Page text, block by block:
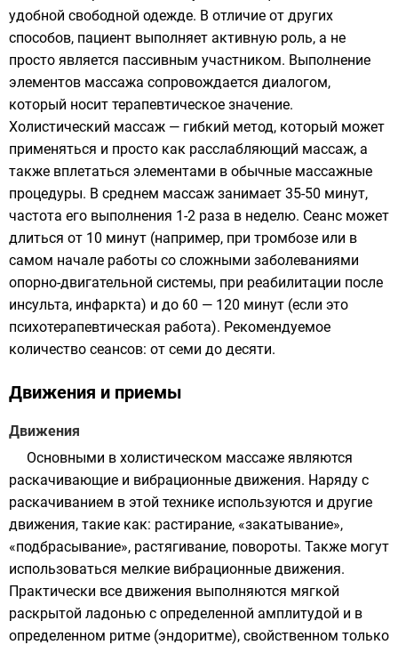
удобной свободной одежде. В отличие от других
способов, пациент выполняет активную роль, а не
просто является пассивным участником. Выполнение
элементов массажа сопровождается диалогом,
который носит терапевтическое значение.
Холистический массаж — гибкий метод, который может
применяться и просто как расслабляющий массаж, а
также вплетаться элементами в обычные массажные
процедуры. В среднем массаж занимает 35-50 минут,
частота его выполнения 1-2 раза в неделю. Сеанс может
длиться от 10 минут (например, при тромбозе или в
самом начале работы со сложными заболеваниями
опорно-двигательной системы, при реабилитации после
инсульта, инфаркта) и до 60 — 120 минут (если это
психотерапевтическая работа). Рекомендуемое
количество сеансов: от семи до десяти.
Движения и приемы
Движения
Основными в холистическом массаже являются
раскачивающие и вибрационные движения. Наряду с
раскачиванием в этой технике используются и другие
движения, такие как: растирание, «закатывание»,
«подбрасывание», растягивание, повороты. Также могут
использоваться мелкие вибрационные движения.
Практически все движения выполняются мягкой
раскрытой ладонью с определенной амплитудой и в
определенном ритме (эндоритме), свойственном только